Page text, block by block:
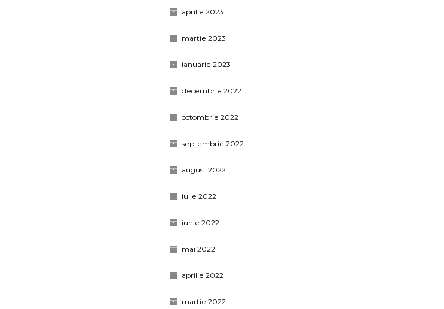
aprilie 2023
martie 2023
ianuarie 2023
decembrie 2022
octombrie 2022
septembrie 2022
august 2022
iulie 2022
iunie 2022
mai 2022
aprilie 2022
martie 2022